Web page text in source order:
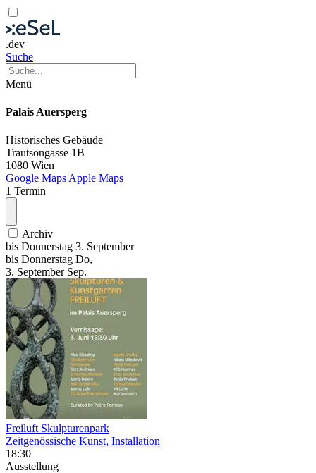
.dev
Suche
Menü
Palais Auersperg
Historisches Gebäude
Trautsongasse 1B
1080 Wien
Google Maps Apple Maps
1 Termin
Archiv
bis Donnerstag 3. September
bis Donnerstag Do,
3. September Sep.
Freiluft Skulpturenpark
Zeitgenössische Kunst, Installation
18:30
Ausstellung